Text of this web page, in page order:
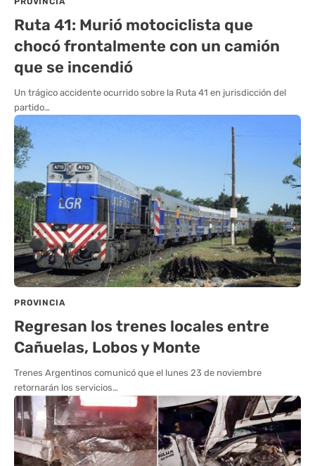
Ruta 41: Murió motociclista que
chocó frontalmente con un camión
que se incendió
Un trágico accidente ocurrido sobre la Ruta 41 en jurisdicción del
partido…
PROVINCIA
Regresan los trenes locales entre
Cañuelas, Lobos y Monte
Trenes Argentinos comunicó que el lunes 23 de noviembre
retornarán los servicios…